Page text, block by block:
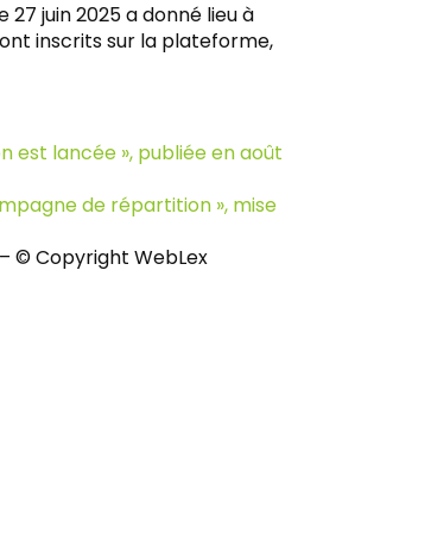
juin 2025 a donné lieu à
inscrits sur la plateforme,
est lancée », publiée en août
de répartition », mise
– © Copyright WebLex